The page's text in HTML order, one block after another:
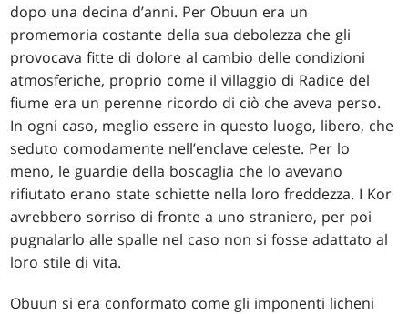
dopo una decina d’anni. Per Obuun era un
promemoria costante della sua debolezza che gli
provocava fitte di dolore al cambio delle condizioni
atmosferiche, proprio come il villaggio di Radice del
fiume era un perenne ricordo di ciò che aveva perso.
In ogni caso, meglio essere in questo luogo, libero, che
seduto comodamente nell’enclave celeste. Per lo
meno, le guardie della boscaglia che lo avevano
rifiutato erano state schiette nella loro freddezza. I Kor
avrebbero sorriso di fronte a uno straniero, per poi
pugnalarlo alle spalle nel caso non si fosse adattato al
loro stile di vita.
Obuun si era conformato come gli imponenti licheni